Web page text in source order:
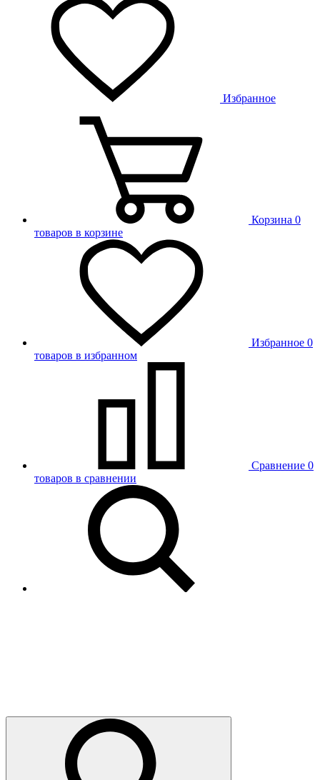
Избранное
Корзина 0
товаров в корзине
Избранное 0
товаров в избранном
Сравнение 0
товаров в сравнении